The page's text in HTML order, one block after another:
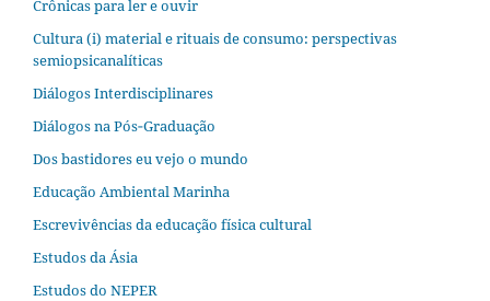
Crônicas para ler e ouvir
Cultura (i) material e rituais de consumo: perspectivas
semiopsicanalíticas
Diálogos Interdisciplinares
Diálogos na Pós‐Graduação
Dos bastidores eu vejo o mundo
Educação Ambiental Marinha
Escrevivências da educação física cultural
Estudos da Ásia​
Estudos do NEPER